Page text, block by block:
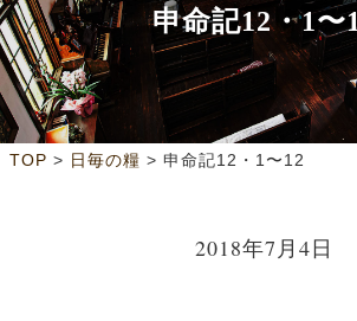
申命記12・1〜
TOP > 日毎の糧 > 申命記12・1〜12
2018年7月4日